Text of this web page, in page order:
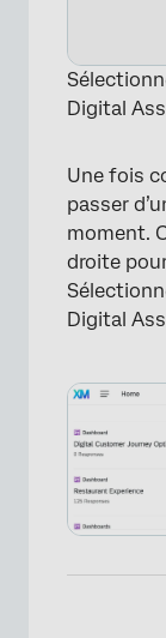
Digital
Une fois
passer
moment.
droite
Digital